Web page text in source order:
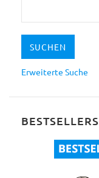
Erweiterte Suche
BESTSELLERS